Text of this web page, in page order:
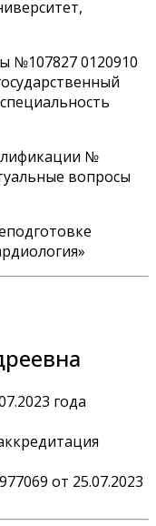
№107827 0120910
№
вопросы
года
от 25.07.2023